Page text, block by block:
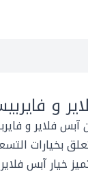
و
آبس فلاير و
بخيارات
خيار آبس